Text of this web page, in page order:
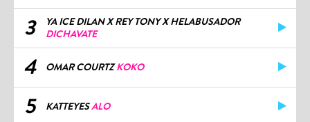
3
YA ICE DILAN X REY TONY X HELABUSADOR
DICHAVATE
4 OMAR COURTZKOKO
5 KATTEYESALO